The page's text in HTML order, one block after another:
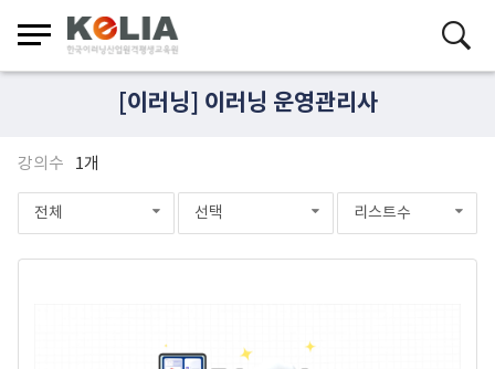
[이러닝] 이러닝 운영관리사
강의수 1개
전체 선택 리스트수